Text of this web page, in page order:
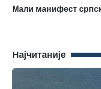
Мали манифест
Најчитаније